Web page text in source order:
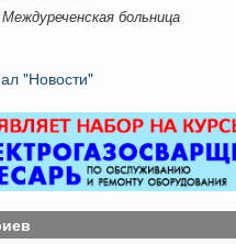
больница
"Новости"